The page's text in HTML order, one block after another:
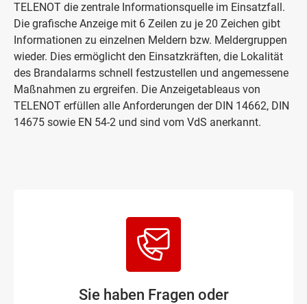
TELENOT die zentrale Informationsquelle im Einsatzfall.
Die grafische Anzeige mit 6 Zeilen zu je 20 Zeichen gibt
Informationen zu einzelnen Meldern bzw. Meldergruppen
wieder. Dies ermöglicht den Einsatzkräften, die Lokalität
des Brandalarms schnell festzustellen und angemessene
Maßnahmen zu ergreifen. Die Anzeigetableaus von
TELENOT erfüllen alle Anforderungen der DIN 14662, DIN
14675 sowie EN 54-2 und sind vom VdS anerkannt.
Sie haben Fragen oder